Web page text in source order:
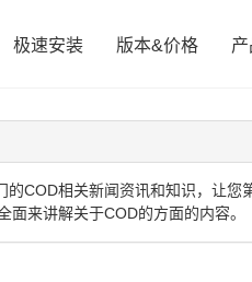
极速安装 版本&价格
COD相关新闻资讯和知识，让您
来讲解关于COD的方面的内容。